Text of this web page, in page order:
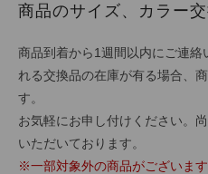
商品のサイズ、カラー
商品到着から1週間以内にご連絡
れる交換品の在庫が有る場合、
す。
お気軽にお申し付けください。
いただいております。
※一部対象外の商品がございます